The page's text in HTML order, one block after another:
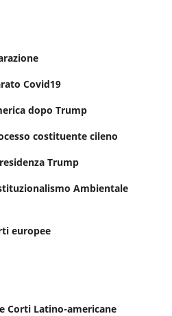
Covid19
dopo Trump
costituente cileno
Trump
Ambientale
europee
Corti Latino-americane